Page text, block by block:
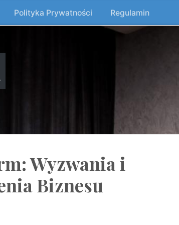
Polityka Prywatności Regulamin
Wyzwania i
Biznesu